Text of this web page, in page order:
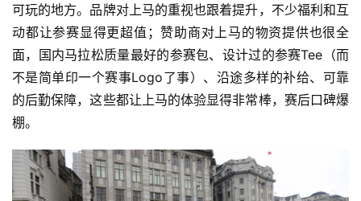
可玩的地方。品牌对上马的重视也跟着提升，不少福利和互
动都让参赛显得更超值；赞助商对上马的物资提供也很全
面，国内马拉松质量最好的参赛包、设计过的参赛Tee（而
不是简单印一个赛事Logo了事）、沿途多样的补给、可靠
的后勤保障，这些都让上马的体验显得非常棒，赛后口碑爆
棚。